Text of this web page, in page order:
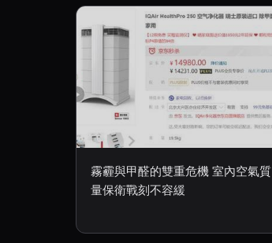
霧霾與甲醛的雙重危機 室內空氣質
量保衛戰刻不容緩